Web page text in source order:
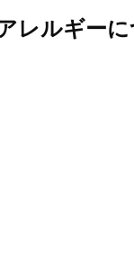
レルギー